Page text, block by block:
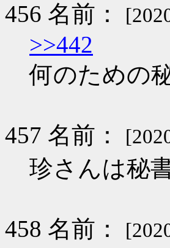
456 名前：
>>442
何のための
457 名前：
珍さんは秘
458 名前：